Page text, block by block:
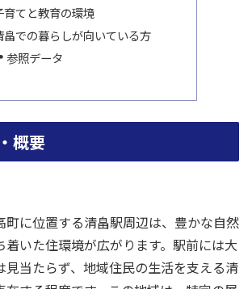
育てと教育の環境
畠での暮らしが向いている方
参照データ
概要
町に位置する清畠駅周辺は、豊かな自然
着いた住環境が広がります。駅前には大
見当たらず、地域住民の生活を支える清